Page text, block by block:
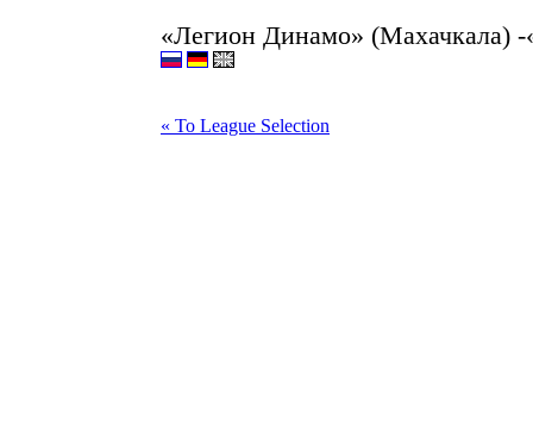
«Легион Динамо» (Махачкала) -
« To League Selection